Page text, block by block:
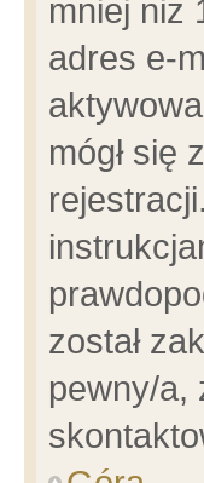
mniej niż
adres e-
mógł się
został
pewny/a,